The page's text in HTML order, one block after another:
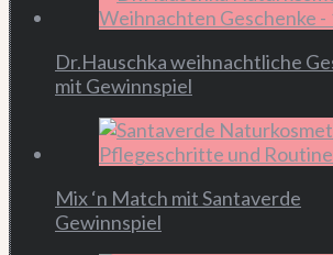
Dr.Hauschka weihnachtliche
mit Gewinnspiel
Mix ‘n Match mit Santaverde
Gewinnspiel